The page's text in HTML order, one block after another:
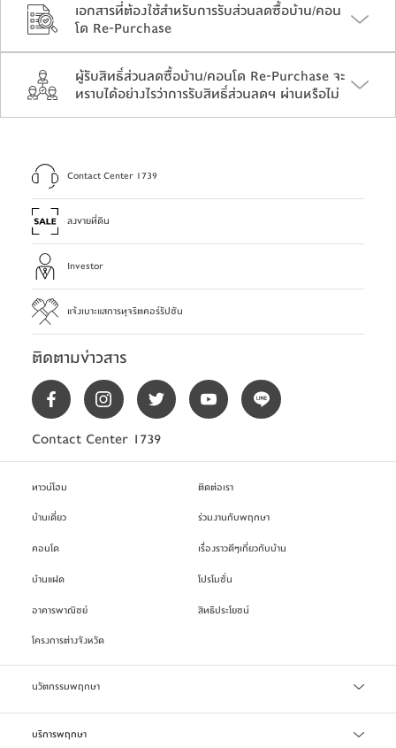
เอกสารที่ต้องใช้สำหรับการรับส่วนลดซื้อบ้าน/คอน
โด Re-Purchase
ผู้รับสิทธิ์ส่วนลดซื้อบ้าน/คอนโด Re-Purchase จะ
ทราบได้อย่างไรว่าการรับสิทธิ์ส่วนลดฯ ผ่านหรือไม่
Contact Center 1739
ลงขายที่ดิน
Investor
แจ้งเบาะแสการทุจริตคอร์รัปชัน
ติดตามข่าวสาร
Contact Center 1739
ทาวน์โฮม
บ้านเดี่ยว
คอนโด
บ้านแฝด
อาคารพาณิชย์
โครงการต่างจังหวัด
ติดต่อเรา
ร่วมงานกับพฤกษา
เรื่องราวดีๆเกี่ยวกับบ้าน
โปรโมชั่น
สิทธิประโยชน์
นวัตกรรมพฤกษา
เทคโนโลยี Precast
บริการพฤกษา